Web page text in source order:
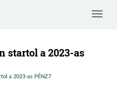
Toggle
startol a 2023-as
a 2023-as PÉNZ7